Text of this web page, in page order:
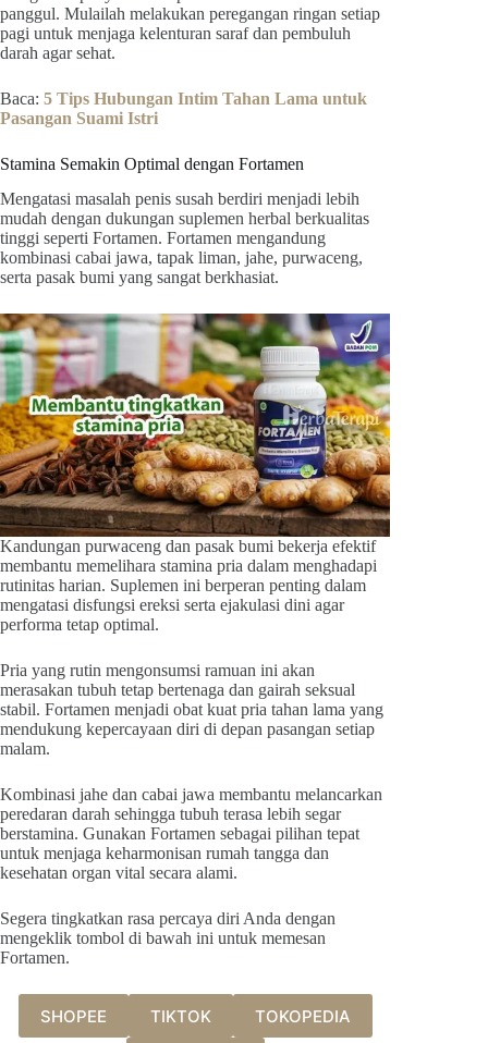
panggul. Mulailah melakukan peregangan ringan setiap
pagi untuk menjaga kelenturan saraf dan pembuluh
darah agar sehat.
Baca: 5 Tips Hubungan Intim Tahan Lama untuk
Pasangan Suami Istri
Stamina Semakin Optimal dengan Fortamen
Mengatasi masalah penis susah berdiri menjadi lebih
mudah dengan dukungan suplemen herbal berkualitas
tinggi seperti Fortamen. Fortamen mengandung
kombinasi cabai jawa, tapak liman, jahe, purwaceng,
serta pasak bumi yang sangat berkhasiat.
Kandungan purwaceng dan pasak bumi bekerja efektif
membantu memelihara stamina pria dalam menghadapi
rutinitas harian. Suplemen ini berperan penting dalam
mengatasi disfungsi ereksi serta ejakulasi dini agar
performa tetap optimal.
Pria yang rutin mengonsumsi ramuan ini akan
merasakan tubuh tetap bertenaga dan gairah seksual
stabil. Fortamen menjadi obat kuat pria tahan lama yang
mendukung kepercayaan diri di depan pasangan setiap
malam.
Kombinasi jahe dan cabai jawa membantu melancarkan
peredaran darah sehingga tubuh terasa lebih segar
berstamina. Gunakan Fortamen sebagai pilihan tepat
untuk menjaga keharmonisan rumah tangga dan
kesehatan organ vital secara alami.
Segera tingkatkan rasa percaya diri Anda dengan
mengeklik tombol di bawah ini untuk memesan
Fortamen.
SHOPEE TIKTOK TOKOPEDIA